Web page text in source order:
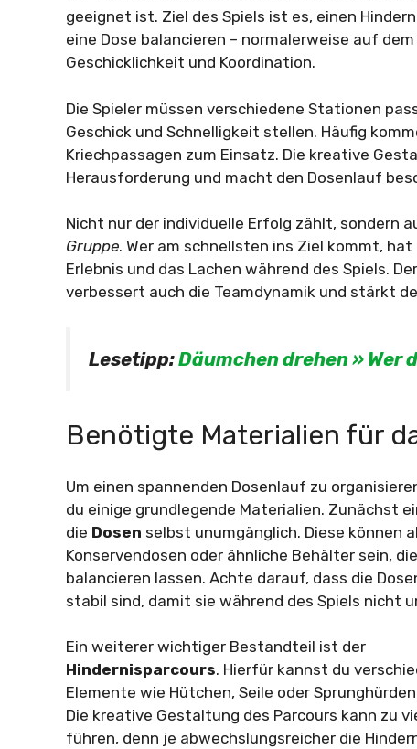
geeignet ist. Ziel des Spiels ist es, einen
eine Dose balancieren – normalerweise auf
Geschicklichkeit und Koordination.
Die Spieler müssen verschiedene Stationen
Geschick und Schnelligkeit stellen. Häufig
Kriechpassagen zum Einsatz. Die kreative
Herausforderung und macht den Dosenlauf
Nicht nur der individuelle Erfolg zählt, sondern
Gruppe. Wer am schnellsten ins Ziel kommt,
Erlebnis und das Lachen während des Spiels.
verbessert auch die Teamdynamik und stärkt
Lesetipp:Däumchen drehen » Wer
Benötigte Materialien für
Um einen spannenden Dosenlauf zu
du einige grundlegende Materialien. Zunächst
die Dosen selbst unumgänglich. Diese können
Konservendosen oder ähnliche Behälter sein,
balancieren lassen. Achte darauf, dass die
stabil sind, damit sie während des Spiels nicht
Ein weiterer wichtiger Bestandteil ist der
Hindernisparcours. Hierfür kannst du
Elemente wie Hütchen, Seile oder
Die kreative Gestaltung des Parcours kann zu
führen, denn je abwechslungsreicher die